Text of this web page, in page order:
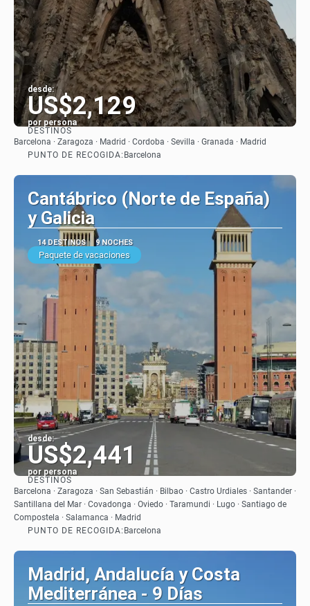
desde:
US$2,129
por persona
Ver
DESTINOS
Barcelona · Zaragoza · Madrid · Cordoba · Sevilla · Granada · Madrid
PUNTO DE RECOGIDA: Barcelona
Cantábrico (Norte de España)
y Galicia
14 DESTINOS 9 NOCHES
Paquete de vacaciones
desde:
US$2,441
por persona
Ver
DESTINOS
Barcelona · Zaragoza · San Sebastián · Bilbao · Castro Urdiales · Santander ·
Santillana del Mar · Covadonga · Oviedo · Taramundi · Lugo · Santiago de
Compostela · Salamanca · Madrid
PUNTO DE RECOGIDA: Barcelona
Madrid, Andalucía y Costa
Mediterránea - 9 Días